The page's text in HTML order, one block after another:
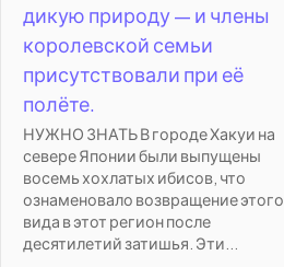
дикую природу — и члены
королевской семьи
присутствовали при её
полёте.
НУЖНО ЗНАТЬ В городе Хакуи на
севере Японии были выпущены
восемь хохлатых ибисов, что
ознаменовало возвращение этого
вида в этот регион после
десятилетий затишья. Эти...